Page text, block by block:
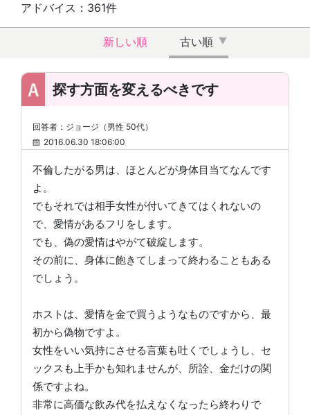
アドバイス：361件
新しい順 古い順
探す方面を変えるべきです
回答者：ジョージ（男性 50代）
2016.06.30 18:06:00
不倫したがる男は、ほとんどが身体目当てなんです
よ。
でもそれでは相手女性が付いてきてはくれないの
で、愛情があるフリをします。
でも、偽の愛情はやがて破綻します。
その前に、身体に飽きてしまって終わることもある
でしょう。
ホストは、愛情を金で買うようなものですから、最
初から偽物ですよ。
女性をいい気持にさせる言葉も吐くでしょうし、セ
ックスも上手かも知れませんが、所詮、金だけの関
係ですよね。
非常に高価な飲み代を払えなくなったら終わりで